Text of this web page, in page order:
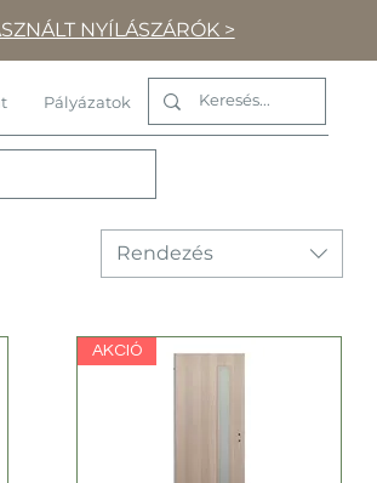
NYÍLÁSZÁRÓK >
Pályázatok
Rendezés
AKCIÓ